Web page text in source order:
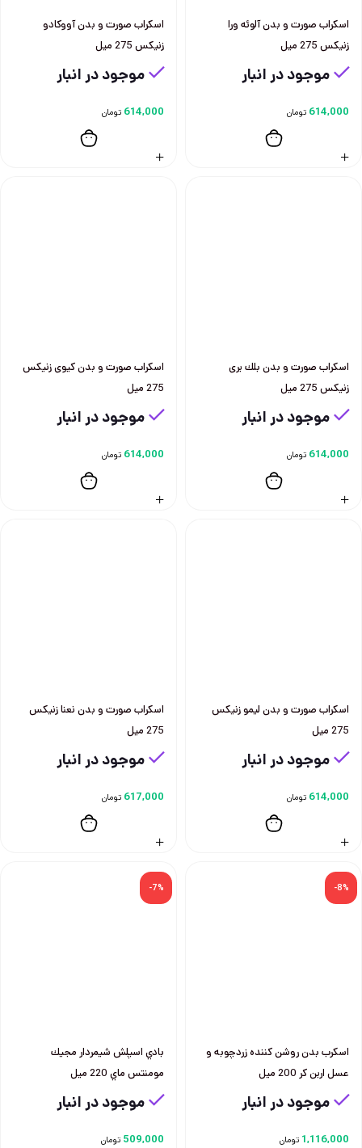
اسكراب صورت و بدن آلوئه ورا
زنيكس 275 ميل
موجود در انبار
614,000 تومان
اسكراب صورت و بدن آووكادو
زنيكس 275 ميل
موجود در انبار
614,000 تومان
اسكراب صورت و بدن بلك بری
زنيكس 275 ميل
موجود در انبار
614,000 تومان
اسكراب صورت و بدن كيوی زنيكس
275 ميل
موجود در انبار
614,000 تومان
اسكراب صورت و بدن ليمو زنيكس
275 ميل
موجود در انبار
614,000 تومان
اسكراب صورت و بدن نعنا زنيكس
275 ميل
موجود در انبار
617,000 تومان
-8%
اسكرب بدن روشن كننده زردچوبه و
عسل اربن كر 200 ميل
موجود در انبار
1,116,000 تومان
-7%
بادي اسپلش شيمردار مجيك
مومنتس ماي 220 ميل
موجود در انبار
509,000 تومان